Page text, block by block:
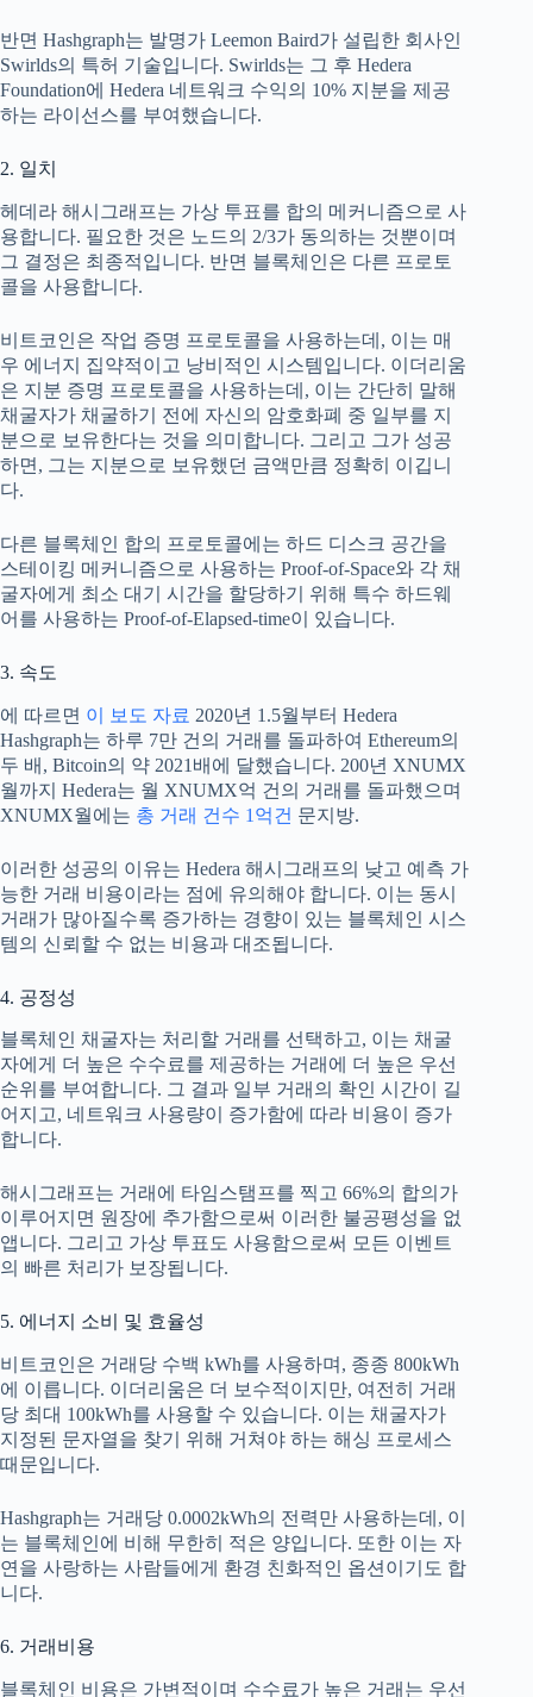
반면 Hashgraph는 발명가 Leemon Baird가 설립한 회사인
Swirlds의 특허 기술입니다. Swirlds는 그 후 Hedera
Foundation에 Hedera 네트워크 수익의 10% 지분을 제공
하는 라이선스를 부여했습니다.
2. 일치
헤데라 해시그래프는 가상 투표를 합의 메커니즘으로 사
용합니다. 필요한 것은 노드의 2/3가 동의하는 것뿐이며
그 결정은 최종적입니다. 반면 블록체인은 다른 프로토
콜을 사용합니다.
비트코인은 작업 증명 프로토콜을 사용하는데, 이는 매
우 에너지 집약적이고 낭비적인 시스템입니다. 이더리움
은 지분 증명 프로토콜을 사용하는데, 이는 간단히 말해
채굴자가 채굴하기 전에 자신의 암호화폐 중 일부를 지
분으로 보유한다는 것을 의미합니다. 그리고 그가 성공
하면, 그는 지분으로 보유했던 금액만큼 정확히 이깁니
다.
다른 블록체인 합의 프로토콜에는 하드 디스크 공간을
스테이킹 메커니즘으로 사용하는 Proof-of-Space와 각 채
굴자에게 최소 대기 시간을 할당하기 위해 특수 하드웨
어를 사용하는 Proof-of-Elapsed-time이 있습니다.
3. 속도
에 따르면 이 보도 자료 2020년 1.5월부터 Hedera
Hashgraph는 하루 7만 건의 거래를 돌파하여 Ethereum의
두 배, Bitcoin의 약 2021배에 달했습니다. 200년 XNUMX
월까지 Hedera는 월 XNUMX억 건의 거래를 돌파했으며
XNUMX월에는 총 거래 건수 1억건 문지방.
이러한 성공의 이유는 Hedera 해시그래프의 낮고 예측 가
능한 거래 비용이라는 점에 유의해야 합니다. 이는 동시
거래가 많아질수록 증가하는 경향이 있는 블록체인 시스
템의 신뢰할 수 없는 비용과 대조됩니다.
4. 공정성
블록체인 채굴자는 처리할 거래를 선택하고, 이는 채굴
자에게 더 높은 수수료를 제공하는 거래에 더 높은 우선
순위를 부여합니다. 그 결과 일부 거래의 확인 시간이 길
어지고, 네트워크 사용량이 증가함에 따라 비용이 증가
합니다.
해시그래프는 거래에 타임스탬프를 찍고 66%의 합의가
이루어지면 원장에 추가함으로써 이러한 불공평성을 없
앱니다. 그리고 가상 투표도 사용함으로써 모든 이벤트
의 빠른 처리가 보장됩니다.
5. 에너지 소비 및 효율성
비트코인은 거래당 수백 kWh를 사용하며, 종종 800kWh
에 이릅니다. 이더리움은 더 보수적이지만, 여전히 거래
당 최대 100kWh를 사용할 수 있습니다. 이는 채굴자가
지정된 문자열을 찾기 위해 거쳐야 하는 해싱 프로세스
때문입니다.
Hashgraph는 거래당 0.0002kWh의 전력만 사용하는데, 이
는 블록체인에 비해 무한히 적은 양입니다. 또한 이는 자
연을 사랑하는 사람들에게 환경 친화적인 옵션이기도 합
니다.
6. 거래비용
블록체인 비용은 가변적이며 수수료가 높은 거래는 우선